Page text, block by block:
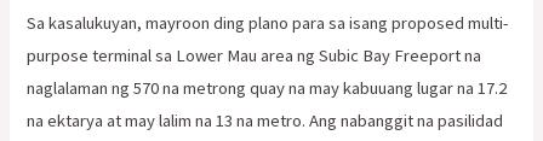
Sa kasalukuyan, mayroon ding plano para sa isang proposed multi-
purpose terminal sa Lower Mau area ng Subic Bay Freeport na
naglalaman ng 570 na metrong quay na may kabuuang lugar na 17.2
na ektarya at may lalim na 13 na metro. Ang nabanggit na pasilidad